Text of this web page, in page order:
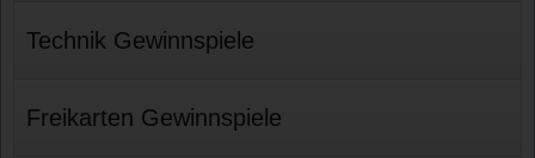
Technik Gewinnspiele
Freikarten Gewinnspiele